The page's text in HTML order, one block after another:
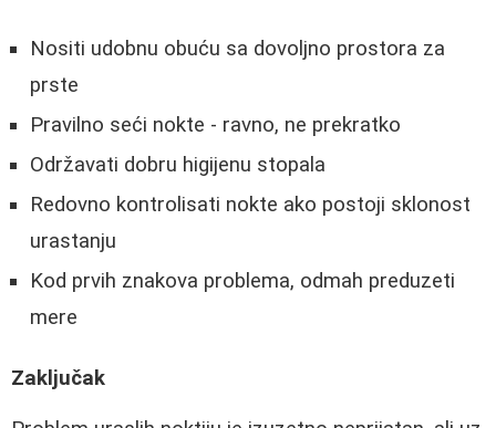
Nositi udobnu obuću sa dovoljno prostora za
prste
Pravilno seći nokte - ravno, ne prekratko
Održavati dobru higijenu stopala
Redovno kontrolisati nokte ako postoji sklonost
urastanju
Kod prvih znakova problema, odmah preduzeti
mere
Zaključak